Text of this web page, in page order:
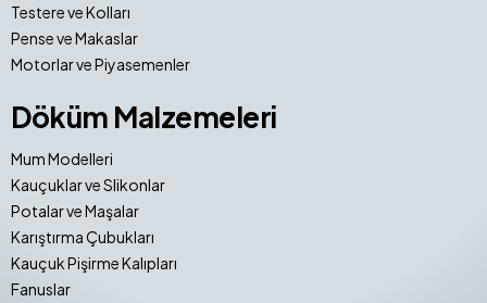
Testere ve Kolları
Pense ve Makaslar
Motorlar ve Piyasemenler
Döküm Malzemeleri
Mum Modelleri
Kauçuklar ve Slikonlar
Potalar ve Maşalar
Karıştırma Çubukları
Kauçuk Pişirme Kalıpları
Fanuslar